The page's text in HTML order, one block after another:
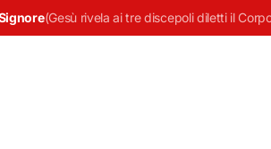
(Gesù rivela ai tre discepoli diletti il